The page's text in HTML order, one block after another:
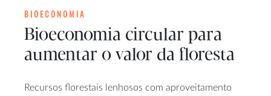
BIOECONOMIA
Bioeconomia circular para
aumentar o valor da floresta
Recursos florestais lenhosos com aproveitamento